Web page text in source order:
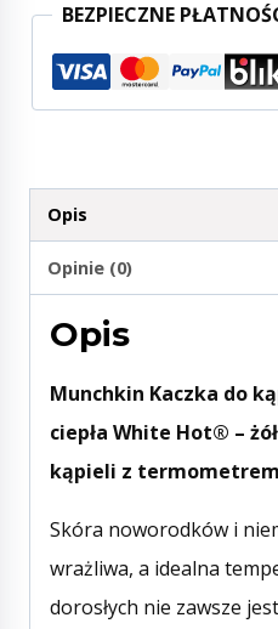
BEZPIECZNE
Opis
Opinie (0)
Opis
Munchkin Kaczka do
ciepła White Hot® –
kąpieli z termometrem
Skóra noworodków i
wrażliwa, a idealna
dorosłych nie zawsze